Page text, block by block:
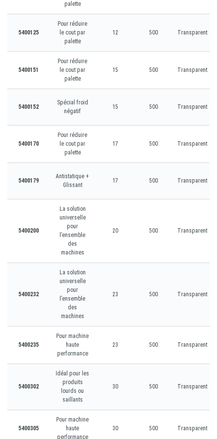
palette
5400125
Pour réduire
le cout par
palette
12 500 Transparent
5400151
Pour réduire
le cout par
palette
15 500 Transparent
5400152
Spécial froid
négatif
15 500 Transparent
5400170
Pour réduire
le cout par
palette
17 500 Transparent
5400179
Antistatique +
Glissant
17 500 Transparent
5400200
La solution
universelle
pour
l’ensemble
des
machines
20 500 Transparent
5400232
La solution
universelle
pour
l’ensemble
des
machines
23 500 Transparent
5400235
Pour machine
haute
performance
23 500 Transparent
5400302
Idéal pour les
produits
lourds ou
saillants
30 500 Transparent
5400305
Pour machine
haute
performance
30 500 Transparent